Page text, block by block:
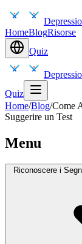
HomeBlogRisorse
Quiz
Quiz
Home/Blog/Come
Suggerire un Test
Menu
Riconoscere i